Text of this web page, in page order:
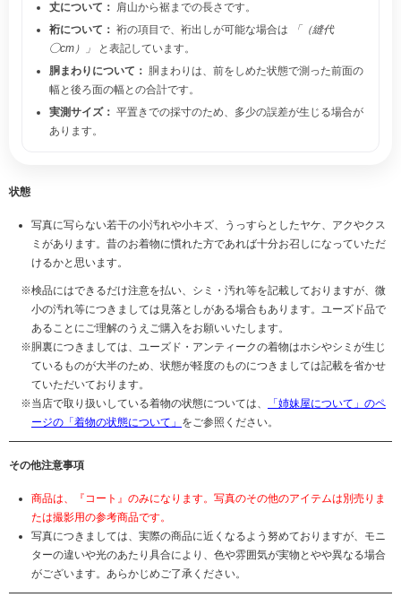
丈について： 肩山から裾までの長さです。
裄について： 裄の項目で、裄出しが可能な場合は
「（縫代
◯cm）」
と表記しています。
胴まわりについて：
胴まわりは、前をしめた状態で測った前面の
幅と後ろ面の幅との合計です。
実測サイズ： 平置きでの採寸のため、多少の誤差が生じる場合が
あります。
状態
写真に写らない若干の小汚れや小キズ、うっすらとしたヤケ、アクやクス
ミがあります。昔のお着物に慣れた方であれば十分お召しになっていただ
けるかと思います。
検品にはできるだけ注意を払い、シミ・汚れ等を記載しておりますが、微
小の汚れ等につきましては見落としがある場合もあります。ユーズド品で
あることにご理解のうえご購入をお願いいたします。
胴裏につきましては、ユーズド・アンティークの着物はホシやシミが生じ
ているものが大半のため、状態が軽度のものにつきましては記載を省かせ
ていただいております。
当店で取り扱いしている着物の状態については、
「姉妹屋について」のペ
ージの「着物の状態について」 をご参照ください。
その他注意事項
商品は、『コート』のみになります。写真のその他のアイテムは別売りま
たは撮影用の参考商品です。
写真につきましては、実際の商品に近くなるよう努めておりますが、モニ
ターの違いや光のあたり具合により、色や雰囲気が実物とやや異なる場合
がございます。あらかじめご了承ください。